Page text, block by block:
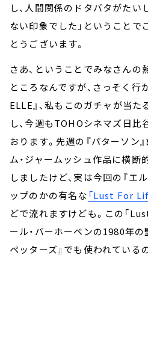
し、人間関係のドタバタがた
ない印象でした」ということで
とうございます。
さあ、ということでみなさん
ところなんですが、さっそく行
ELLE』、私もこのガチャが当
し、今週もTOHOシネマズ日比
おります。先週の『パターソン
ム・ジャームッシュ作品に横断
しましたけど、実は今回の『エ
ップのかの有名な 「Lust For
どで流れますけども。この「
ール・バーホーベンの1980年の
ペッターズ』でも使われている